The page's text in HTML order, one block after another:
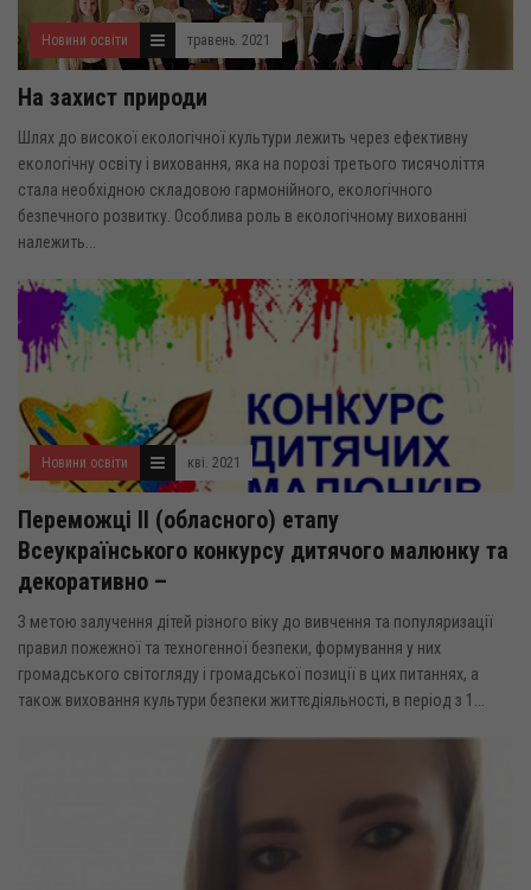
Новини освіти травень. 2021
На захист природи
Шлях до високої екологічної культури лежить через ефективну
екологічну освіту і виховання, яка на порозі третього тисячоліття
стала необхідною складовою гармонійного, екологічного
безпечного розвитку. Особлива роль в екологічному вихованні
належить...
Новини освіти кві. 2021
Переможці ІІ (обласного) етапу
Всеукраїнського конкурсу дитячого малюнку та
декоративно –
З метою залучення дітей різного віку до вивчення та популяризації
правил пожежної та техногенної безпеки, формування у них
громадського світогляду і громадської позиції в цих питаннях, а
також виховання культури безпеки життєдіяльності, в період з 1...